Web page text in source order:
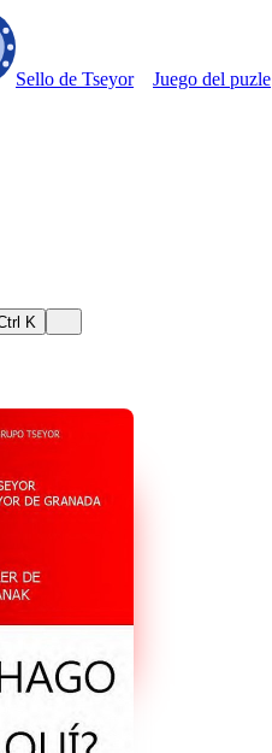
Sello de Tseyor
Juego del puzle
K